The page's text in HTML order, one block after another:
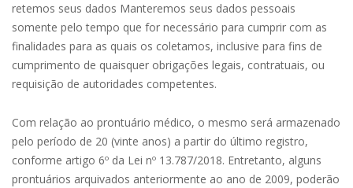
retemos seus dados Manteremos seus dados pessoais
somente pelo tempo que for necessário para cumprir com as
finalidades para as quais os coletamos, inclusive para fins de
cumprimento de quaisquer obrigações legais, contratuais, ou
requisição de autoridades competentes.
Com relação ao prontuário médico, o mesmo será armazenado
pelo período de 20 (vinte anos) a partir do último registro,
conforme artigo 6º da Lei nº 13.787/2018. Entretanto, alguns
prontuários arquivados anteriormente ao ano de 2009, poderão